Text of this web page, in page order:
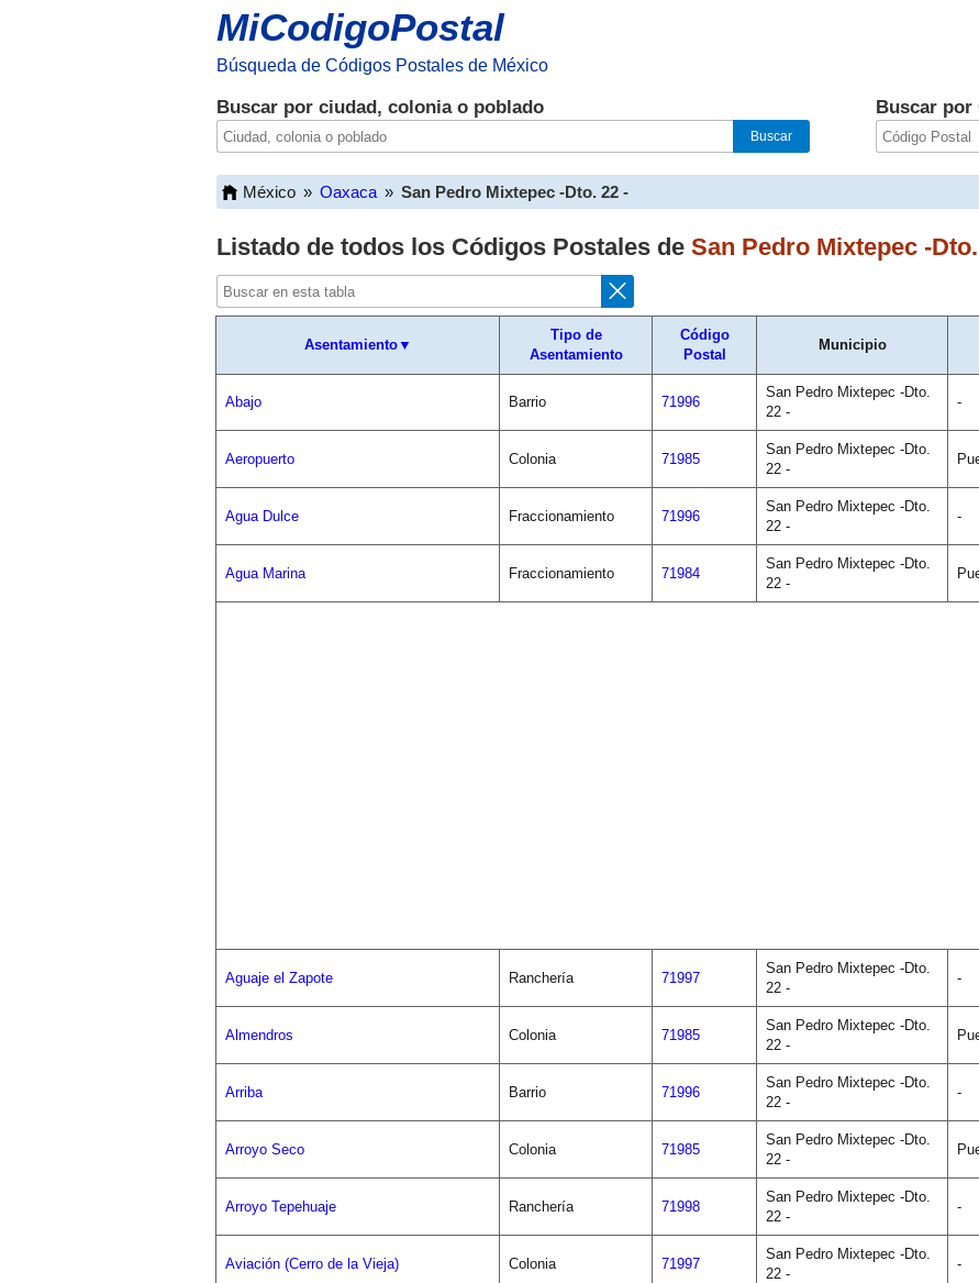
MiCodigoPostal
Búsqueda de Códigos Postales de México
Buscar por ciudad, colonia o poblado Buscar por
México » Oaxaca » San Pedro Mixtepec -Dto. 22 -
Listado de todos los Códigos Postales de San Pedro Mixtepec -
Asentamiento▼
Tipo de
Asentamiento
Código
Postal
Municipio
Abajo Barrio 71996
San Pedro Mixtepec -Dto.
22 -
-
Aeropuerto Colonia 71985
San Pedro Mixtepec -Dto.
22 -
Agua Dulce Fraccionamiento 71996
San Pedro Mixtepec -Dto.
22 -
-
Agua Marina Fraccionamiento 71984
San Pedro Mixtepec -Dto.
22 -
Aguaje el Zapote Ranchería 71997
San Pedro Mixtepec -Dto.
22 -
-
Almendros Colonia 71985
San Pedro Mixtepec -Dto.
22 -
Arriba Barrio 71996
San Pedro Mixtepec -Dto.
22 -
-
Arroyo Seco Colonia 71985
San Pedro Mixtepec -Dto.
22 -
Arroyo Tepehuaje Ranchería 71998
San Pedro Mixtepec -Dto.
22 -
-
Aviación (Cerro de la Vieja) Colonia 71997
San Pedro Mixtepec -Dto.
22 -
-